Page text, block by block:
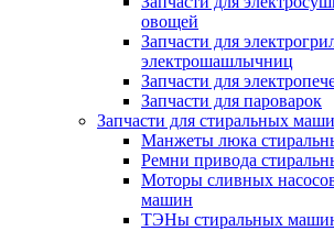
овощей
Запчасти для
электрошашлычниц
Запчасти для
Запчасти для пароварок
Запчасти для стиральных
Манжеты люка
Ремни привода
Моторы сливных
машин
ТЭНы стиральных